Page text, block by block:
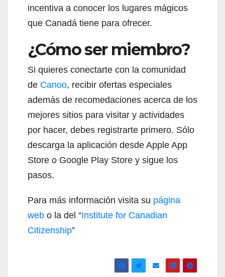
incentiva a conocer los lugares mágicos
que Canadá tiene para ofrecer.
¿Cómo ser miembro?
Si quieres conectarte con la comunidad
de Canoo, recibir ofertas especiales
además de recomedaciones acerca de los
mejores sitios para visitar y actividades
por hacer, debes registrarte primero. Sólo
descarga la aplicación desde Apple App
Store o Google Play Store y sigue los
pasos.
Para más información visita su página
web o la del “Institute for Canadian
Citizenship”